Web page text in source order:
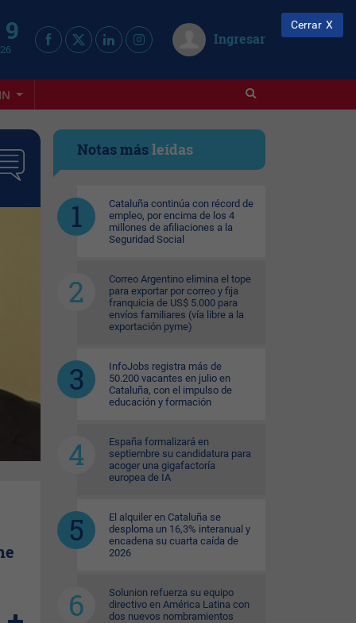
Ingresar
Notas másleídas
Cataluña continúa con récord de
empleo, por encima de los 4
millones de afiliaciones a la
Seguridad Social
Correo Argentino elimina el tope
para exportar por correo y fija
franquicia de US$ 5.000 para
envíos familiares (vía libre a la
exportación pyme)
InfoJobs registra más de
50.200 vacantes en julio en
Cataluña, con el impulso de
educación y formación
España formalizará en
septiembre su candidatura para
acoger una gigafactoría
europea de IA
El alquiler en Cataluña se
desploma un 16,3% interanual y
encadena su cuarta caída de
2026
Solunion refuerza su equipo
directivo en América Latina con
dos nuevos nombramientos
Cerrar